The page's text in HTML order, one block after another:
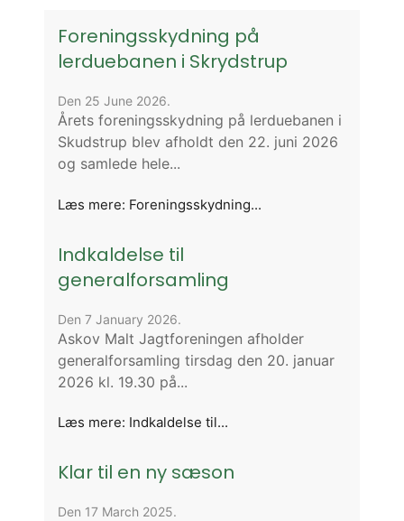
Foreningsskydning på
lerduebanen i Skrydstrup
Den 25 June 2026.
Årets foreningsskydning på lerduebanen i
Skudstrup blev afholdt den 22. juni 2026
og samlede hele...
Læs mere: Foreningsskydning...
Indkaldelse til
generalforsamling
Den 7 January 2026.
Askov Malt Jagtforeningen afholder
generalforsamling tirsdag den 20. januar
2026 kl. 19.30 på...
Læs mere: Indkaldelse til...
Klar til en ny sæson
Den 17 March 2025.